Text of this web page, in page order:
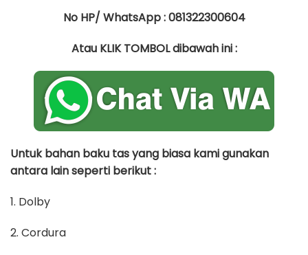
No HP/ WhatsApp : 081322300604
Atau KLIK TOMBOL dibawah ini :
Untuk bahan baku tas yang biasa kami gunakan
antara lain seperti berikut :
1. Dolby
2. Cordura